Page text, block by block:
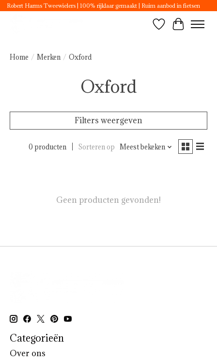
Robert Harms Tweewielers | 100% rijklaar gemaakt | Ruim aanbod in fietsen
Verlanglijst
Home / Merken / Oxford
Oxford
Filters weergeven
0 producten Sorteren op Meest bekeken
Geen producten gevonden!
Categorieën
Over ons